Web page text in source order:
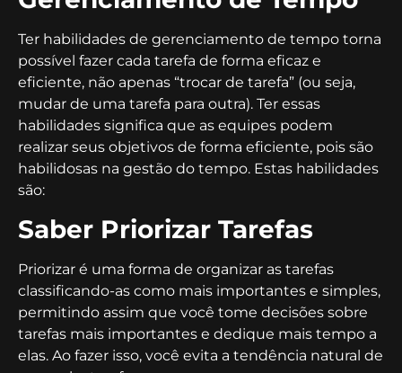
Ter habilidades de gerenciamento de tempo torna
possível fazer cada tarefa de forma eficaz e
eficiente, não apenas “trocar de tarefa” (ou seja,
mudar de uma tarefa para outra). Ter essas
habilidades significa que as equipes podem
realizar seus objetivos de forma eficiente, pois são
habilidosas na gestão do tempo. Estas habilidades
são:
Saber Priorizar Tarefas
Priorizar é uma forma de organizar as tarefas
classificando-as como mais importantes e simples,
permitindo assim que você tome decisões sobre
tarefas mais importantes e dedique mais tempo a
elas. Ao fazer isso, você evita a tendência natural de